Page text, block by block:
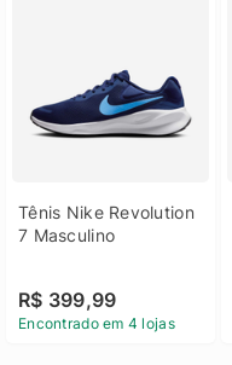
Tênis Nike Revolution
7 Masculino
R$ 399,99
Encontrado em 4 lojas